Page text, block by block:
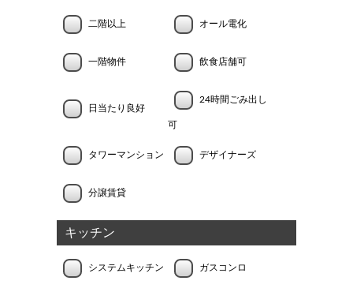
二階以上 オール電化
一階物件 飲食店舗可
日当たり良好
24時間ごみ出し
可
タワーマンション デザイナーズ
分譲賃貸
キッチン
システムキッチン ガスコンロ